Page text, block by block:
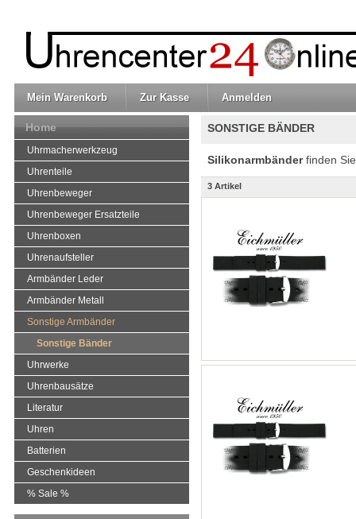
Mein Warenkorb Zur Kasse Anmelden
SONSTIGE BÄNDER
Silikonarmbänder finden
3 Artikel
Home
Uhrmacherwerkzeug
Uhrenteile
Uhrenbeweger
Uhrenbeweger Ersatzteile
Uhrenboxen
Uhrenaufsteller
Armbänder Leder
Armbänder Metall
Sonstige Armbänder
Sonstige Bänder
Uhrwerke
Uhrenbausätze
Literatur
Uhren
Batterien
Geschenkideen
% Sale %